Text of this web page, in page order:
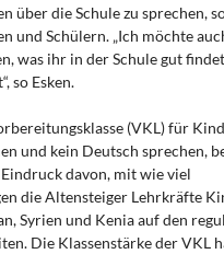
über die Schule zu sprechen,
und Schülern. „Ich möchte
was ihr in der Schule gut
so Esken.
(VKL) für
und kein Deutsch sprechen,
davon, mit wie viel
die Altensteiger Lehrkräfte
Syrien und Kenia auf den
Die Klassenstärke der VKL